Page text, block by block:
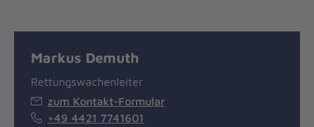
Markus Demuth
Rettungswachenleiter
zum Kontakt-Formular
+49 4421 7741601